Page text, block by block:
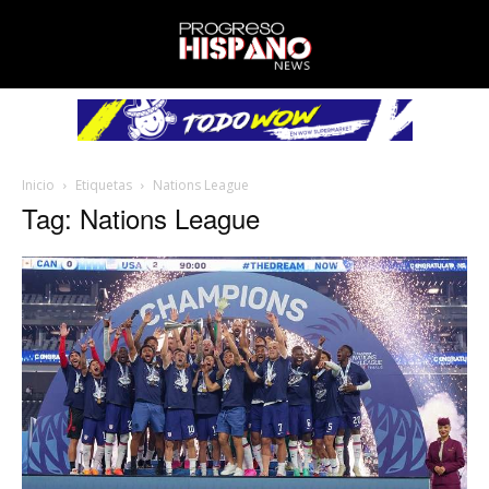
Inicio Etiquetas Nations League
Tag: Nations League